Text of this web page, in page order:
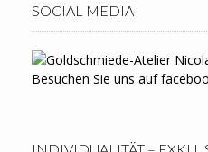
SOCIAL MEDIA
Besuchen Sie uns auf